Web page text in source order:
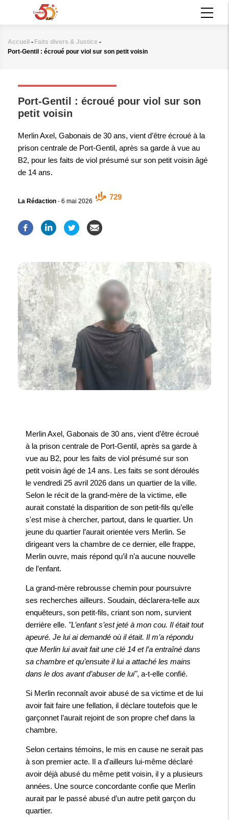
principal
Fil
Accueil - Faits divers & Justice -
Port-Gentil : écroué pour viol sur son petit voisin
Port-Gentil : écroué pour viol sur son
petit voisin
Merlin Axel, Gabonais de 30 ans, vient d’être écroué à la
prison centrale de Port-Gentil, après sa garde à vue au
B2, pour les faits de viol présumé sur son petit voisin âgé
de 14 ans.
La Rédaction - 6 mai 2026
729
Merlin Axel, Gabonais de 30 ans, vient d’être écroué
à la prison centrale de Port-Gentil, après sa garde à
vue au B2, pour les faits de viol présumé sur son
petit voisin âgé de 14 ans. Les faits se sont déroulés
le vendredi 25 avril 2026 dans un quartier de la ville.
Selon le récit de la grand-mère de la victime, elle
aurait constaté la disparition de son petit-fils qu’elle
s'est mise à chercher, partout, dans le quartier. Un
jeune du quartier l’aurait orientée vers Merlin. Se
dirigeant vers la chambre de ce dernier, elle frappe,
Merlin ouvre, mais répond qu’il n’a aucune nouvelle
de l’enfant.
La grand-mère rebrousse chemin pour poursuivre
ses recherches ailleurs. Soudain, déclarera-telle aux
enquêteurs, son petit-fils, criant son nom, survient
derrière elle. "L’enfant s’est jeté à mon cou. Il était tout
apeuré. Je lui ai demandé où il était. Il m’a répondu
que Merlin lui avait fait une clé 14 et l’a entraîné dans
sa chambre et qu’ensuite il lui a attaché les mains
dans le dos avant d’abuser de lui", a-t-elle confié.
Si Merlin reconnaît avoir abusé de sa victime et de lui
avoir fait faire une fellation, il déclare toutefois que le
garçonnet l’aurait rejoint de son propre chef dans la
chambre.
Selon certains témoins, le mis en cause ne serait pas
à son premier acte. Il a d’ailleurs lui-même déclaré
avoir déjà abusé du même petit voisin, il y a plusieurs
années. Une source concordante confie que Merlin
aurait par le passé abusé d’un autre petit garçon du
quartier.